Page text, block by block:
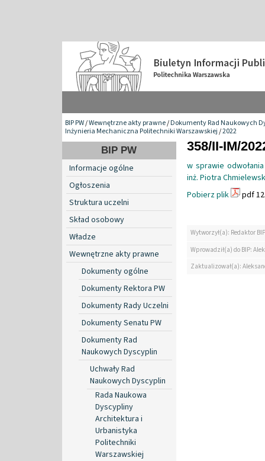
BIP PW/Wewnętrzne akty prawne/Dokumenty Rad Naukowych
Inżynieria Mechaniczna Politechniki Warszawskiej/2022
BIP PW
Informacje ogólne
Ogłoszenia
Struktura uczelni
Skład osobowy
Władze
Wewnętrzne akty prawne
Dokumenty ogólne
Dokumenty Rektora PW
Dokumenty Rady Uczelni
Dokumenty Senatu PW
Dokumenty Rad
Naukowych Dyscyplin
Uchwały Rad
Naukowych Dyscyplin
Rada Naukowa
Dyscypliny
Architektura i
Urbanistyka
Politechniki
Warszawskiej
358/II-IM/
w sprawie
inż. Piotra
Pobierz plik
pdf
Wytworzył(a): Redaktor BIP
Wprowadził(a) do BIP:
Zaktualizował(a):